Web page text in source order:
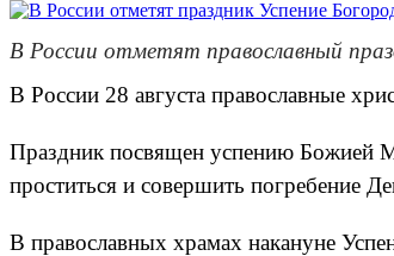
В России отметят православный
В России 28 августа православные
Праздник посвящен успению Божией
проститься и совершить погребение
В православных храмах накануне